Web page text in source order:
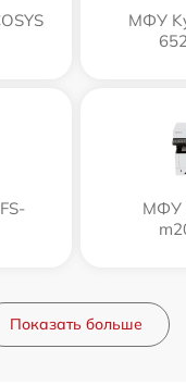
МФУ
МФУ
Показать больше